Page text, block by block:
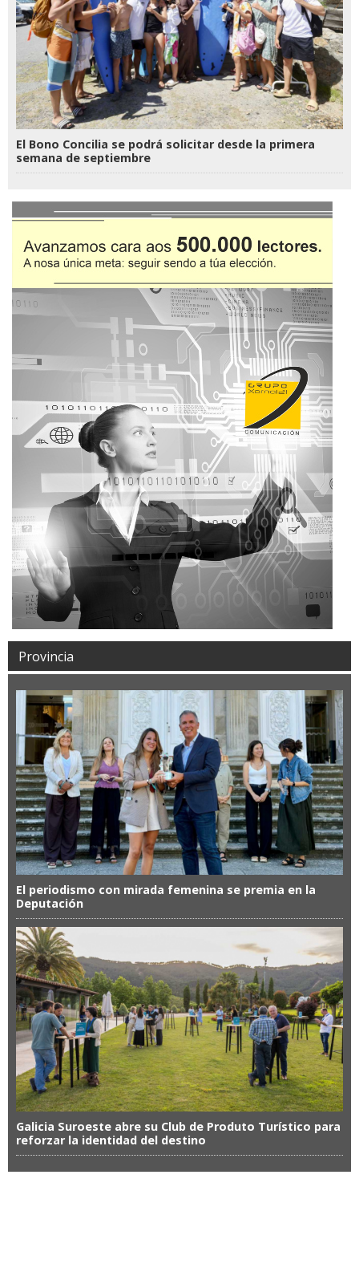
El Bono Concilia se podrá solicitar desde la primera
semana de septiembre
Provincia
El periodismo con mirada femenina se premia en la
Deputación
Galicia Suroeste abre su Club de Produto Turístico para
reforzar la identidad del destino